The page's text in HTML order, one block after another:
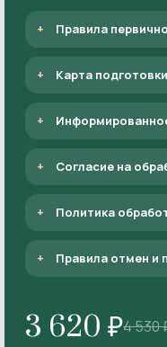
Правила
Карта
Согласие на
Политика
Правила отмен и
3 620 ₽4 530